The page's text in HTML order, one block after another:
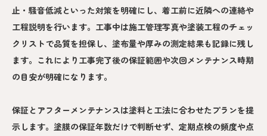
止・騒音低減といった対策を明確にし、着工前に近隣への連絡や
工程説明を行います。工事中は施工管理写真や塗装工程のチェッ
クリストで品質を担保し、塗布量や厚みの測定結果も記録に残し
ます。これにより工事完了後の保証範囲や次回メンテナンス時期
の目安が明確になります。
保証とアフターメンテナンスは塗料と工法に合わせたプランを提
示します。塗膜の保証年数だけで判断せず、定期点検の頻度や点